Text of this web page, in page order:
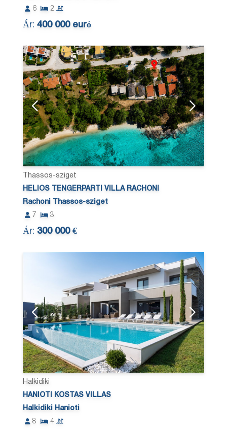
6
2
Ár:400 000 euró
Thassos-sziget
HELIOS TENGERPARTI VILLA RACHONI
Rachoni Thassos-sziget
7
3
Ár: 300 000 €
Halkidiki
HANIOTI KOSTAS VILLAS
Halkidiki Hanioti
8
4